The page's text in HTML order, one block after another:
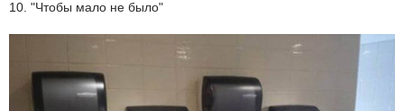
10. "Чтобы мало не было"